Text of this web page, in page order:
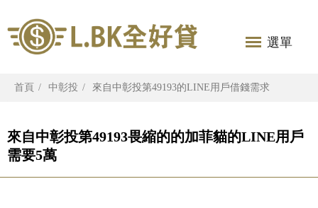
選單
首頁 中彰投 來自中彰投第49193的LINE用戶借錢需求
來自中彰投第49193畏縮的的加菲貓的LINE用戶
需要5萬